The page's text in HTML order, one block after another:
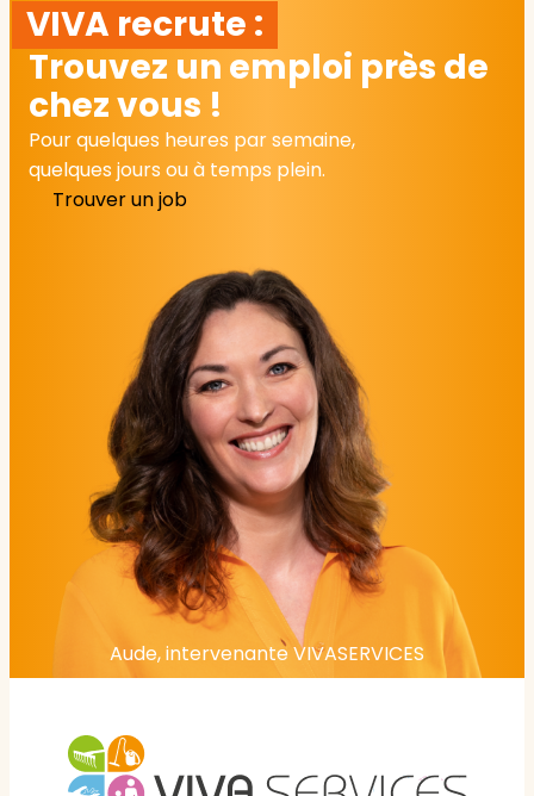
VIVA recrute :
Trouvez un emploi près de
chez vous !
Pour quelques heures par semaine,
quelques jours ou à temps plein.
Trouver un job
Aude, intervenante VIVASERVICES